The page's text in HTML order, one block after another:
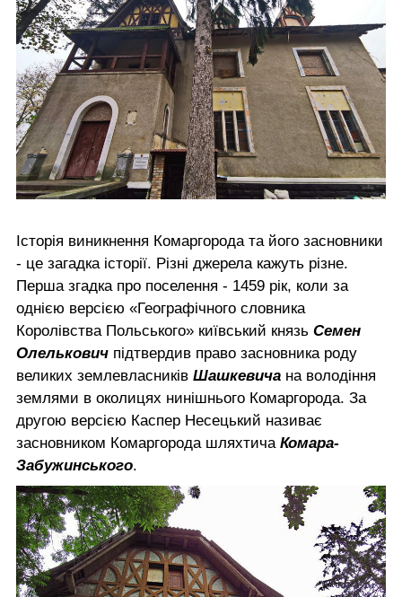
Історія виникнення Комаргорода та його засновники
- це загадка історії. Різні джерела кажуть різне.
Перша згадка про поселення - 1459 рік, коли за
однією версією «Географічного словника
Королівства Польського» київський князь Семен
Олелькович підтвердив право засновника роду
великих землевласників Шашкевича на володіння
землями в околицях нинішнього Комаргорода. За
другою версією Каспер Несецький називає
засновником Комаргорода шляхтича Комара-
Забужинського.